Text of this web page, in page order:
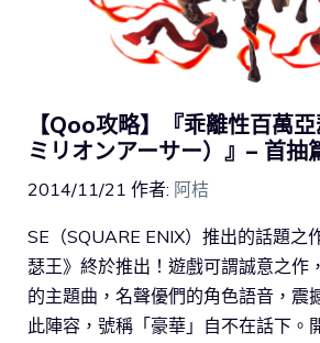
【Qoo攻略】『乖離性百萬
ミリオンアーサー）』– 首抽
2014/11/21 作者: 阿桔
SE（SQUARE ENIX）推出的話題之
瑟王》終於推出！遊戲可謂誠意之作
的主題曲，名聲優們的角色語音，震
此陣容，號稱「豪華」自不在話下。